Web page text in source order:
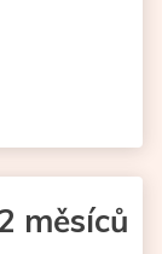
měsíců